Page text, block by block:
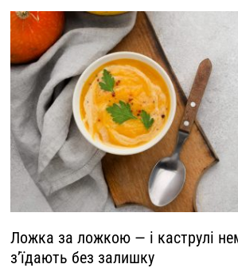
Ложка за ложкою — і каструлі
з’їдають без залишку